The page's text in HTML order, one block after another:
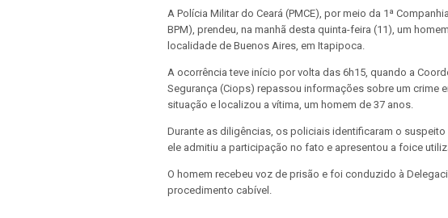
A Polícia Militar do Ceará (PMCE), por meio da 1ª
BPM), prendeu, na manhã desta quinta-feira (11), um
localidade de Buenos Aires, em Itapipoca.
A ocorrência teve início por volta das 6h15, quando a
Segurança (Ciops) repassou informações sobre um crime
situação e localizou a vítima, um homem de 37 anos.
Durante as diligências, os policiais identificaram o
ele admitiu a participação no fato e apresentou a foice
O homem recebeu voz de prisão e foi conduzido à
procedimento cabível.